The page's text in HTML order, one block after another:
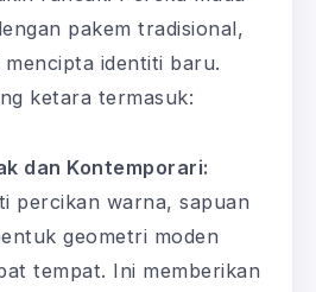
pakem tradisional,
identiti baru.
ketara termasuk:
dan Kontemporari:
percikan warna, sapuan
geometri moden
tempat. Ini memberikan